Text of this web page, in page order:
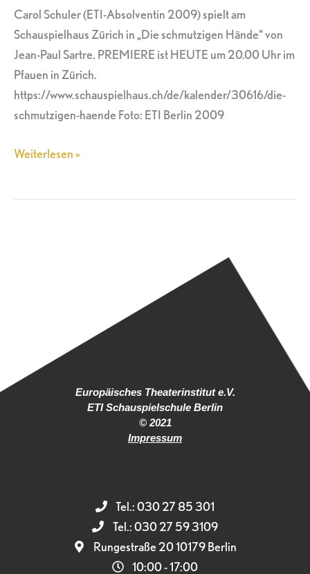
Carol Schuler (ETI-Absolventin 2009) spielt am
Schauspielhaus Zürich in „Die schmutzigen Hände“ von
Jean-Paul Sartre. PREMIERE ist HEUTE um 20.00 Uhr im
Pfauen in Zürich.
https://www.schauspielhaus.ch/de/kalender/30616/die-
schmutzigen-haende Foto: ETI Berlin 2009
Weiterlesen »
Europäisches Theaterinstitut e.V.
ETI Schauspielschule Berlin
© 2021
Impressum
Tel.: 030 27 85 301
Tel.: 030 27 59 3109
Rungestraße 20 10179 Berlin
10:00 - 17:00